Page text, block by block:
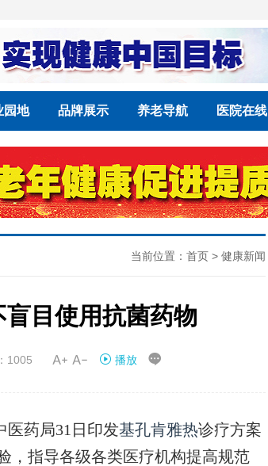
园地 品牌展示 养老导航 医院在线
当前位置： 首页 > 健康新闻
目使用抗菌药物
1005  播放 
药局31日印发基孔肯雅热诊疗方案
，指导各级各类医疗机构提高规范